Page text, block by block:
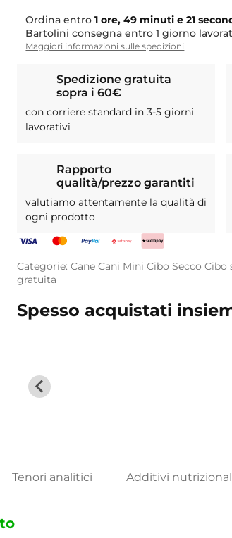
Ordina entro1 ore, 49 minuti e 20
Bartolini consegna entro 1 giorno
Maggiori informazioni sulle spedizioni
Spedizione gratuita
sopra i 60€
con corriere standard in 3-5 giorni
lavorativi
Rapporto
qualità/prezzo garantiti
valutiamo attentamente la qualità di
ogni prodotto
Categorie:Cane Cani Mini Cibo Secco Cibo
gratuita
Spesso acquistati